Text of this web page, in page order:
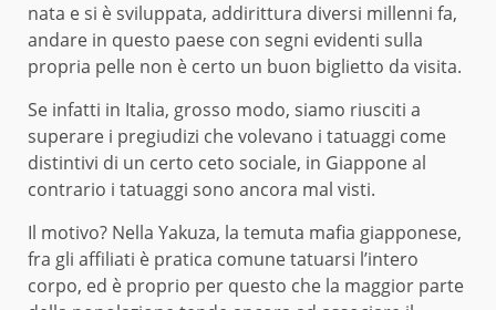
nata e si è sviluppata, addirittura diversi millenni fa,
andare in questo paese con segni evidenti sulla
propria pelle non è certo un buon biglietto da visita.
Se infatti in Italia, grosso modo, siamo riusciti a
superare i pregiudizi che volevano i tatuaggi come
distintivi di un certo ceto sociale, in Giappone al
contrario i tatuaggi sono ancora mal visti.
Il motivo? Nella Yakuza, la temuta mafia giapponese,
fra gli affiliati è pratica comune tatuarsi l’intero
corpo, ed è proprio per questo che la maggior parte